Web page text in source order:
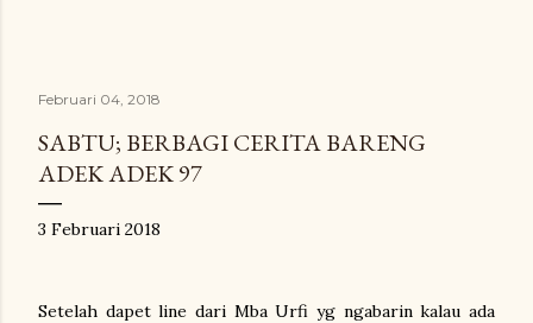
Februari 04, 2018
SABTU; BERBAGI CERITA BARENG
ADEK ADEK 97
3 Februari 2018
Setelah dapet line dari Mba Urfi yg ngabarin kalau ada